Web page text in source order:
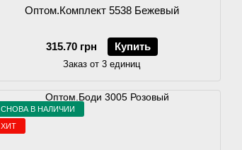
Оптом.Комплект 5538 Бежевый
315.70 грн Купить
Заказ от 3 единиц
СНОВА В НАЛИЧИИ
ХИТ